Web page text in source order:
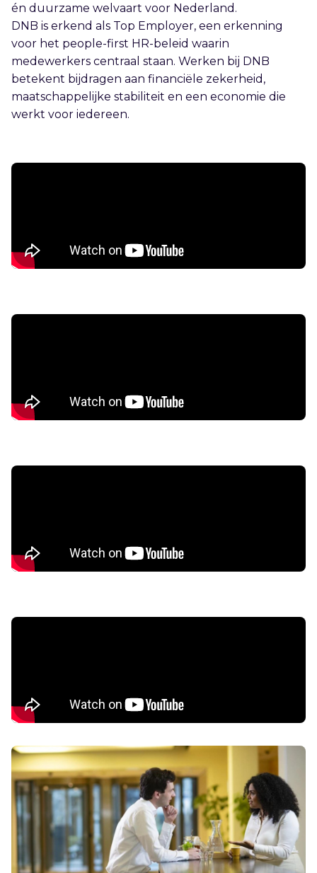
én duurzame welvaart voor Nederland.
DNB is erkend als Top Employer, een erkenning
voor het people-first HR-beleid waarin
medewerkers centraal staan. Werken bij DNB
betekent bijdragen aan financiële zekerheid,
maatschappelijke stabiliteit en een economie die
werkt voor iedereen.